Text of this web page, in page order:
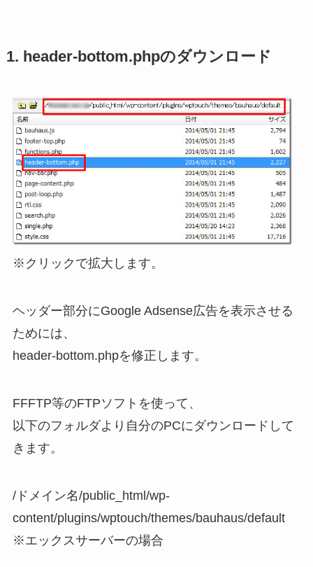
1. header-bottom.phpのダウンロード
※クリックで拡大します。
ヘッダー部分にGoogle Adsense広告を表示させる
ためには、
header-bottom.phpを修正します。
FFFTP等のFTPソフトを使って、
以下のフォルダより自分のPCにダウンロードして
きます。
/ドメイン名/public_html/wp-
content/plugins/wptouch/themes/bauhaus/default
※エックスサーバーの場合